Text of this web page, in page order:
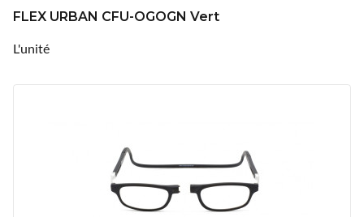
FLEX URBAN CFU-OGOGN Vert
L'unité